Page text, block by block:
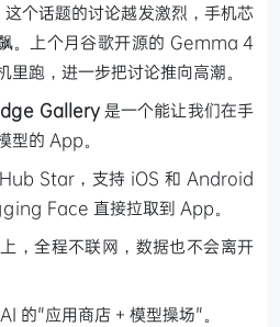
个话题的讨论越发激烈，手机芯
。上个月谷歌开源的 Gemma 4
跑，进一步把讨论推向高潮。
Gallery是一个能让我们在手
型的 App。
Star，支持 iOS 和 Android
Face 直接拉取到 App。
，全程不联网，数据也不会离开
的"应用商店 + 模型操场"。